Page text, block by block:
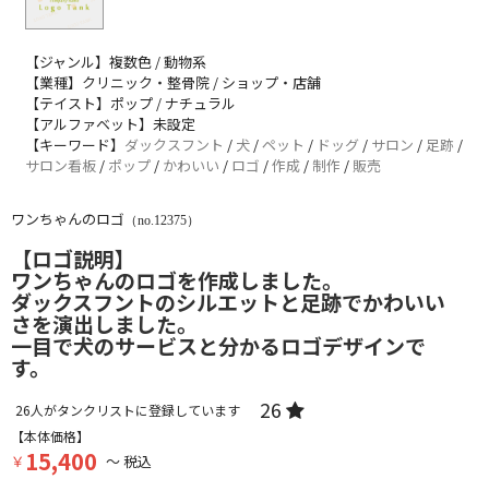
【ジャンル】複数色 / 動物系
【業種】クリニック・整骨院 / ショップ・店舗
【テイスト】ポップ / ナチュラル
【アルファベット】未設定
【キーワード】 ダックスフント / 犬 /ペット / ドッグ / サロン / 足跡 /
サロン看板 / ポップ / かわいい / ロゴ /作成 / 制作 / 販売
ワンちゃんのロゴ （no.12375）
【ロゴ説明】
ワンちゃんのロゴを作成しました。
ダックスフントのシルエットと足跡でかわいい
さを演出しました。
一目で犬のサービスと分かるロゴデザインで
す。
26人がタンクリストに登録しています 26
【本体価格】
￥ 15,400 ～ 税込